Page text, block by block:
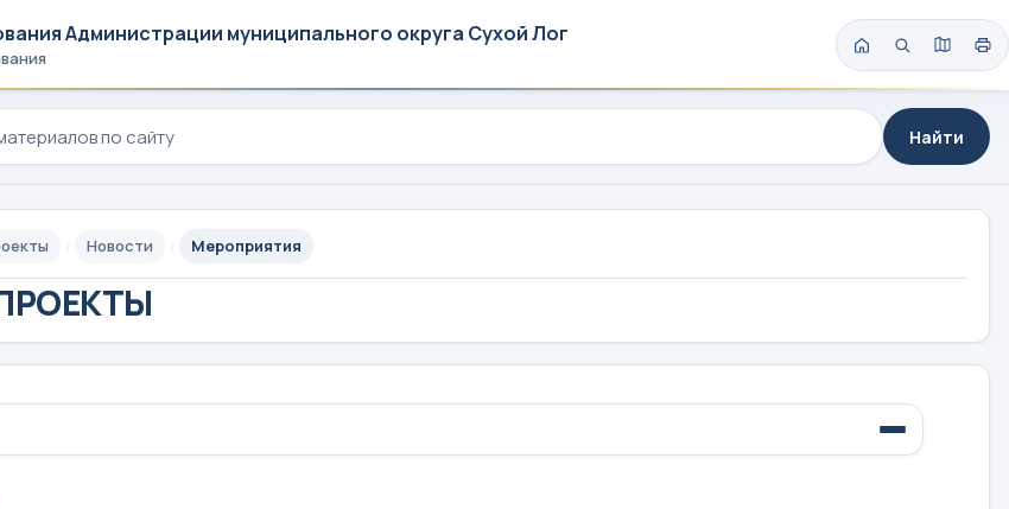
Администрации муниципального округа Сухой Лог
Найти
Новости Мероприятия